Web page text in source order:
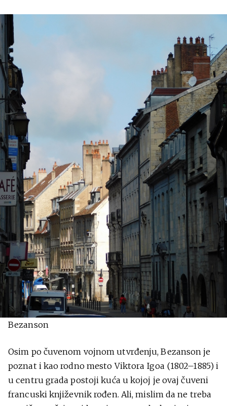
Bezanson
Osim po čuvenom vojnom utvrđenju, Bezanson je
poznat i kao rodno mesto Viktora Igoa (1802–1885) i
u centru grada postoji kuća u kojoj je ovaj čuveni
francuski književnik rođen. Ali, mislim da ne treba